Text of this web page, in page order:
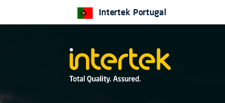
Intertek Portugal